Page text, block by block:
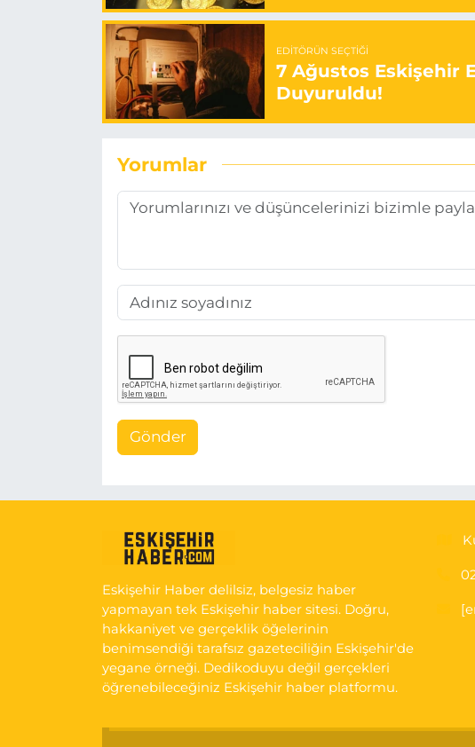
EDITÖRÜN SEÇTIĞI
7 Ağustos Eskişehir
Duyuruldu!
Yorumlar
Gönder
Eskişehir Haber delilsiz, belgesiz haber
yapmayan tek Eskişehir haber sitesi. Doğru,
hakkaniyet ve gerçeklik öğelerinin
benimsendiği tarafsız gazeteciliğin Eskişehir'de
yegane örneği. Dedikoduyu değil gerçekleri
öğrenebileceğiniz Eskişehir haber platformu.